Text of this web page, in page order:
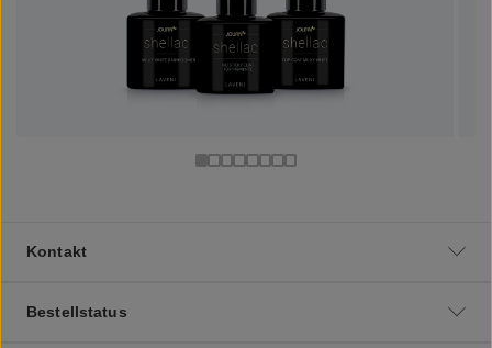
Kontakt
Bestellstatus